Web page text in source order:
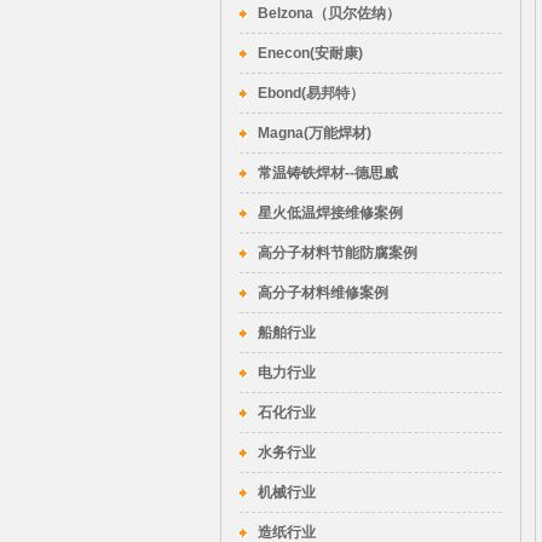
Belzona（贝尔佐纳）
Enecon(安耐康)
Ebond(易邦特）
Magna(万能焊材)
常温铸铁焊材--德思威
星火低温焊接维修案例
高分子材料节能防腐案例
高分子材料维修案例
船舶行业
电力行业
石化行业
水务行业
机械行业
造纸行业